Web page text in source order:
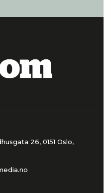
26, 0151 Oslo,